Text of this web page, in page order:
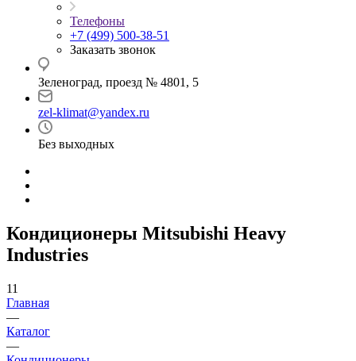
Телефоны
+7 (499) 500-38-51
Заказать звонок
Зеленоград, проезд № 4801, 5
zel-klimat@yandex.ru
Без выходных
Кондиционеры Mitsubishi Heavy
Industries
11
Главная
—
Каталог
—